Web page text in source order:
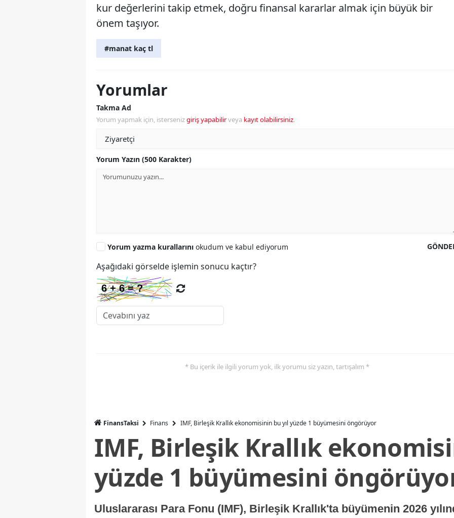
kur değerlerini takip etmek, doğru finansal kararlar almak için büyük bir
önem taşıyor.
#manat kaç tl
Yorumlar
Takma Ad
Yorum yapmak için, istersenizgiriş yapabilirveya kayıt olabilirsiniz.
Yorum Yazın (500 Karakter)
Yorum yazma kurallarını okudum ve kabul ediyorum
Aşağıdaki görselde işlemin sonucu kaçtır?
* Bu içerik ile ilgili yorum yok, ilk yorumu siz yazın, tartışalım *
FinansTaksi Finans IMF, Birleşik Krallık ekonomisinin bu yıl yüzde 1 büyümesini öngörüyor
IMF, Birleşik Krallık
yüzde 1 büyümesini
Uluslararası Para Fonu (IMF), Birleşik Krallık'ta büyümenin 2026